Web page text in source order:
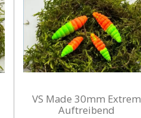
VS Made 30mm Extrem
Auftreibend